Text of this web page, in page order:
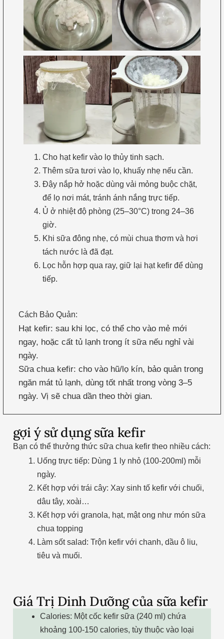
Cho hạt kefir vào lọ thủy tinh sạch.
Thêm sữa tươi vào lọ, khuấy nhẹ nếu cần.
Đậy nắp hở hoặc dùng vải mỏng buộc chặt,
để lọ nơi mát, tránh ánh nắng trực tiếp.
Ủ ở nhiệt độ phòng (25–30°C) trong 24–36
giờ.
Khi sữa đông nhẹ, có mùi chua thơm và hơi
tách nước là đã đạt.
Lọc hỗn hợp qua ray, giữ lại hạt kefir để dùng
tiếp.
Cách Bảo Quản:
Hạt kefir: sau khi lọc, có thể cho vào mẻ mới
ngay, hoặc cất tủ lạnh trong ít sữa nếu nghỉ vài
ngày.
Sữa chua kefir: cho vào hũ/lọ kín, bảo quản trong
ngăn mát tủ lạnh, dùng tốt nhất trong vòng 3–5
ngày. Vị sẽ chua dần theo thời gian.
gợi ý sử dụng sữa kefir
Bạn có thể thưởng thức sữa chua kefir theo nhiều cách:
Uống trực tiếp: Dùng 1 ly nhỏ (100-200ml) mỗi
ngày.
Kết hợp với trái cây: Xay sinh tố kefir với chuối,
dâu tây, xoài…
Kết hợp với granola, hạt, mật ong như món sữa
chua topping
Làm sốt salad: Trộn kefir với chanh, dầu ô liu,
tiêu và muối.
Giá Trị Dinh Dưỡng của sữa kefir
Calories: Một cốc kefir sữa (240 ml) chứa
khoảng 100-150 calories, tùy thuộc vào loại